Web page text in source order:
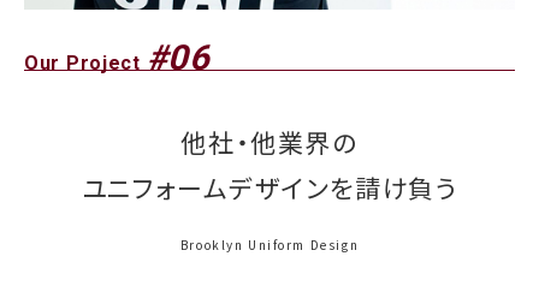
Our Project #06
他社・他業界の
ユニフォームデザインを請け負う
Brooklyn Uniform Design